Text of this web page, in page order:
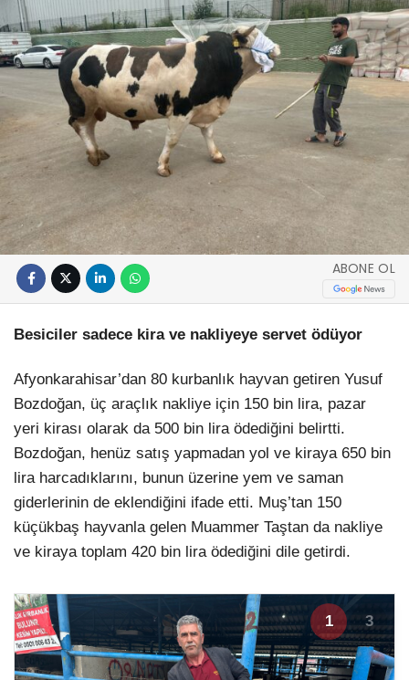
ABONE OL
Besiciler sadece kira ve nakliyeye servet ödüyor
Afyonkarahisar’dan 80 kurbanlık hayvan getiren Yusuf
Bozdoğan, üç araçlık nakliye için 150 bin lira, pazar
yeri kirası olarak da 500 bin lira ödediğini belirtti.
Bozdoğan, henüz satış yapmadan yol ve kiraya 650 bin
lira harcadıklarını, bunun üzerine yem ve saman
giderlerinin de eklendiğini ifade etti. Muş’tan 150
küçükbaş hayvanla gelen Muammer Taştan da nakliye
ve kiraya toplam 420 bin lira ödediğini dile getirdi.
1 3